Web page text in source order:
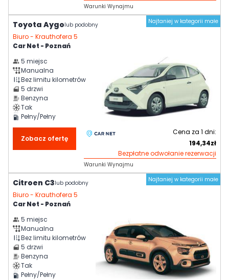
Warunki Wynajmu
Najtaniej w kategorii małe
Toyota Aygolub podobny
Biuro - Krauthofera 5
Car Net - Poznań
5 miejsc
Manualna
Bez limitu kilometrów
5 drzwi
Benzyna
Tak
Pełny/Pełny
Zobacz ofertę
Cena za 1 dni:
194,34zł
Bezpłatne odwołanie rezerwacji
Warunki Wynajmu
Najtaniej w kategorii małe
Citroen C3lub podobny
Biuro - Krauthofera 5
Car Net - Poznań
5 miejsc
Manualna
Bez limitu kilometrów
5 drzwi
Benzyna
Tak
Pełny/Pełny